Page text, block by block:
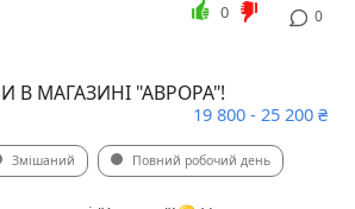
0
0
МАГАЗИНІ "АВРОРА"!
19 800 - 25 200 ₴
Змішаний Повний робочий день